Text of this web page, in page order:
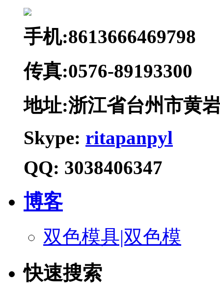
手机:8613666469798
传真:0576-89193300
地址:浙江省台州市黄
Skype: ritapanpyl
QQ: 3038406347
博客
双色模具|双色模
快速搜索